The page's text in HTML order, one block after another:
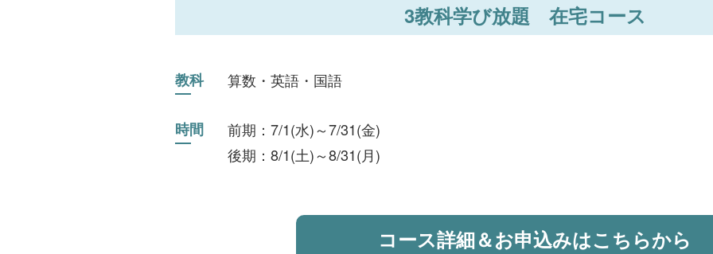
3教科学び放題 在宅コース
教科 算数・英語・国語
時間
前期：7/1(水)～7/31(金)
後期：8/1(土)～8/31(月)
コース詳細＆お申込みはこちらから